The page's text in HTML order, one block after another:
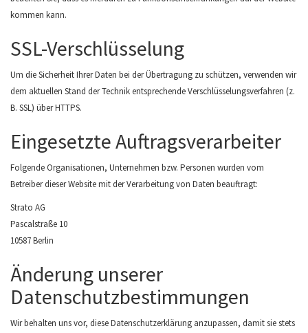
kommen kann.
SSL-Verschlüsselung
Um die Sicherheit Ihrer Daten bei der Übertragung zu schützen, verwenden wir
dem aktuellen Stand der Technik entsprechende Verschlüsselungsverfahren (z.
B. SSL) über HTTPS.
Eingesetzte Auftragsverarbeiter
Folgende Organisationen, Unternehmen bzw. Personen wurden vom
Betreiber dieser Website mit der Verarbeitung von Daten beauftragt:
Strato AG
Pascalstraße 10
10587 Berlin
Änderung unserer
Datenschutzbestimmungen
Wir behalten uns vor, diese Datenschutzerklärung anzupassen, damit sie stets